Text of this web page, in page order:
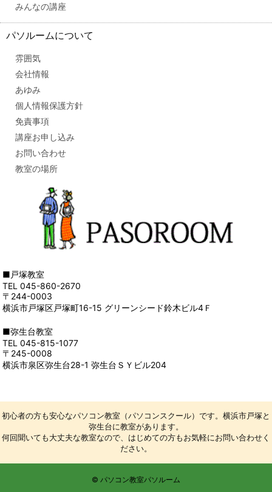
みんなの講座
パソルームについて
雰囲気
会社情報
あゆみ
個人情報保護方針
免責事項
講座お申し込み
お問い合わせ
教室の場所
■戸塚教室
TEL 045-860-2670
〒244-0003
横浜市戸塚区戸塚町16-15 グリーンシード鈴木ビル4Ｆ
■弥生台教室
TEL 045-815-1077
〒245-0008
横浜市泉区弥生台28-1 弥生台ＳＹビル204
初心者の方も安心なパソコン教室（パソコンスクール）です。横浜市戸塚と
弥生台に教室があります。
何回聞いても大丈夫な教室なので、はじめての方もお気軽にお問い合わせく
ださい。
© パソコン教室パソルーム